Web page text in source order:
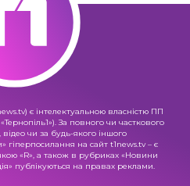
є інтелектуальною власністю ПП
За повного чи часткового
чи за будь-якого іншого
гіперпосилання на сайт t1news.tv – є
«R», а також в рубриках «Новини
публікуються на правах реклами.